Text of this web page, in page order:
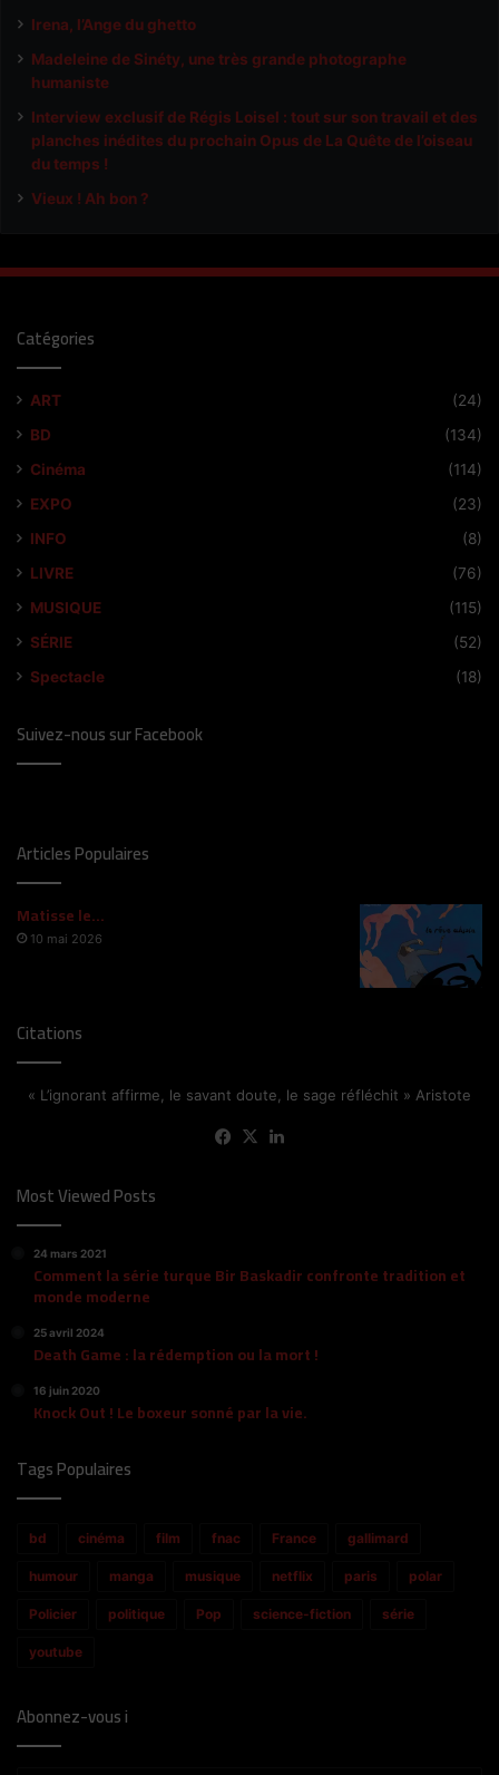
Irena, l’Ange du ghetto
Madeleine de Sinéty, une très grande photographe
humaniste
Interview exclusif de Régis Loisel : tout sur son travail et des
planches inédites du prochain Opus de La Quête de l’oiseau
du temps !
Vieux ! Ah bon ?
Catégories
ART
(24)
BD
(134)
Cinéma
(114)
EXPO
(23)
INFO
(8)
LIVRE
(76)
MUSIQUE
(115)
SÉRIE
(52)
Spectacle
(18)
Suivez-nous sur Facebook
Articles Populaires
Matisse le…
10 mai 2026
Citations
« L’ignorant affirme, le savant doute, le sage réfléchit » Aristote
Facebook
X
Most Viewed Posts
24 mars 2021
Comment la série turque Bir Baskadir confronte tradition et
monde moderne
25 avril 2024
Death Game : la rédemption ou la mort !
16 juin 2020
Knock Out ! Le boxeur sonné par la vie.
Tags Populaires
bd cinéma film fnac France gallimard
humour manga musique netflix paris polar
Policier politique Pop science-fiction série
youtube
Abonnez-vous i